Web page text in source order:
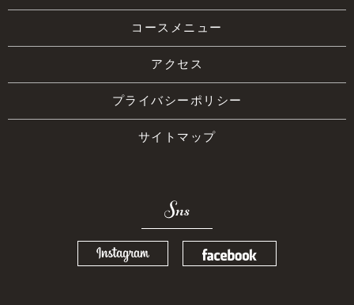
コースメニュー
アクセス
プライバシーポリシー
サイトマップ
Sns